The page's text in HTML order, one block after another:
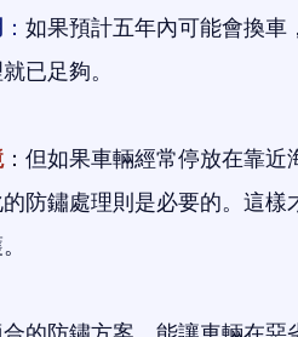
： 如果預計五年內可能會換車
已足夠。
：但如果車輛經常停放在靠
防鏽處理則是必要的。這